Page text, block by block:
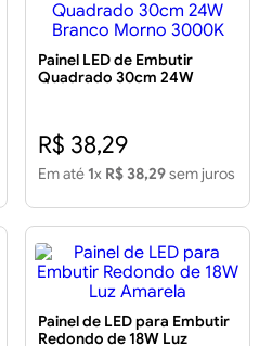
Painel LED de Embutir
Quadrado 30cm 24W
R$ 38,29
Em até 1x R$ 38,29sem juros
Painel de LED para Embutir
Redondo de 18W Luz